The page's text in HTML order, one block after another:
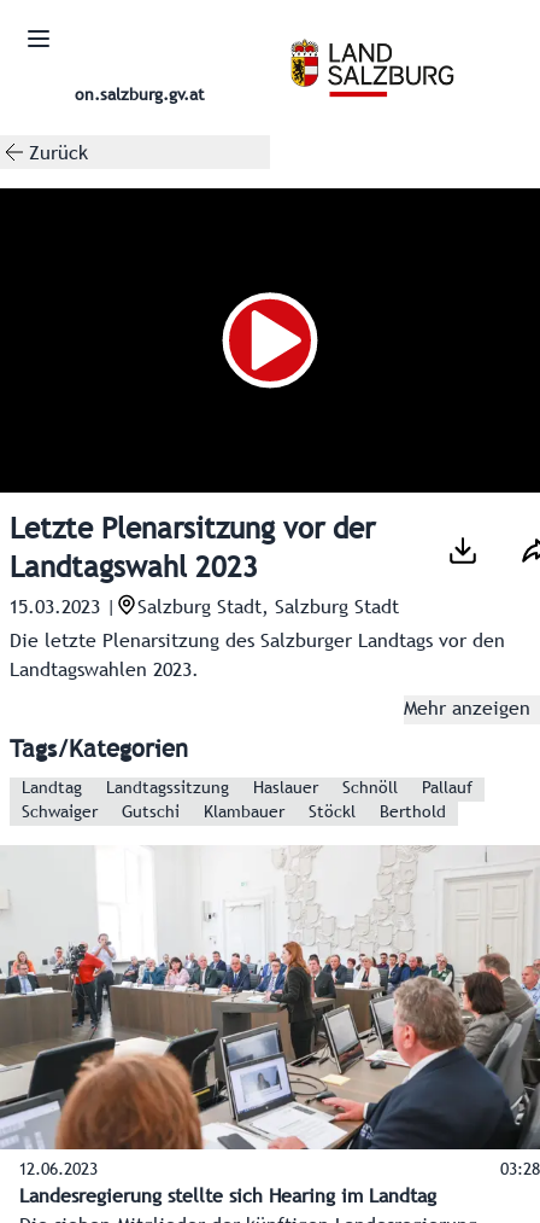
on.salzburg.gv.at
Zurück
Letzte Plenarsitzung vor der
Landtagswahl 2023
15.03.2023
Salzburg Stadt, Salzburg Stadt
Die letzte Plenarsitzung des Salzburger Landtags vor den
Landtagswahlen 2023.
Mehr anzeigen
Tags/Kategorien
Landtag Landtagssitzung Haslauer Schnöll
Pallauf
Schwaiger
Gutschi Klambauer Stöckl Berthold
12.06.2023 03:28
Landesregierung stellte sich Hearing im Landtag